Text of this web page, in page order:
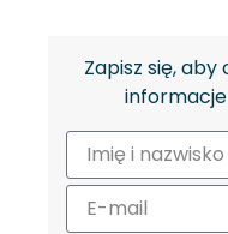
Zapisz się,